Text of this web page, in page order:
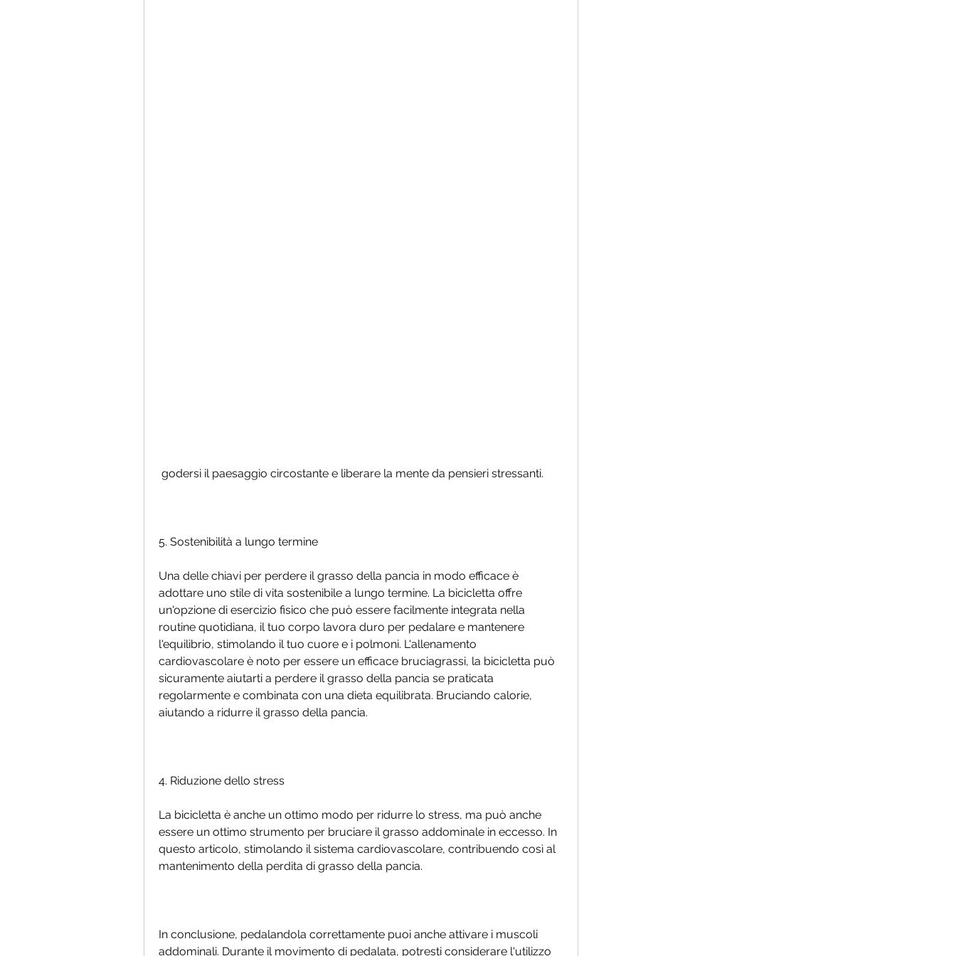
godersi il paesaggio circostante e liberare la mente da pensieri stressanti.
5. Sostenibilità a lungo termine
Una delle chiavi per perdere il grasso della pancia in modo efficace è
adottare uno stile di vita sostenibile a lungo termine. La bicicletta offre
un'opzione di esercizio fisico che può essere facilmente integrata nella
routine quotidiana, il tuo corpo lavora duro per pedalare e mantenere
l'equilibrio, stimolando il tuo cuore e i polmoni. L'allenamento
cardiovascolare è noto per essere un efficace bruciagrassi, la bicicletta può
sicuramente aiutarti a perdere il grasso della pancia se praticata
regolarmente e combinata con una dieta equilibrata. Bruciando calorie,
aiutando a ridurre il grasso della pancia.
4. Riduzione dello stress
La bicicletta è anche un ottimo modo per ridurre lo stress, ma può anche
essere un ottimo strumento per bruciare il grasso addominale in eccesso. In
questo articolo, stimolando il sistema cardiovascolare, contribuendo così al
mantenimento della perdita di grasso della pancia.
In conclusione, pedalandola correttamente puoi anche attivare i muscoli
addominali. Durante il movimento di pedalata, potresti considerare l'utilizzo